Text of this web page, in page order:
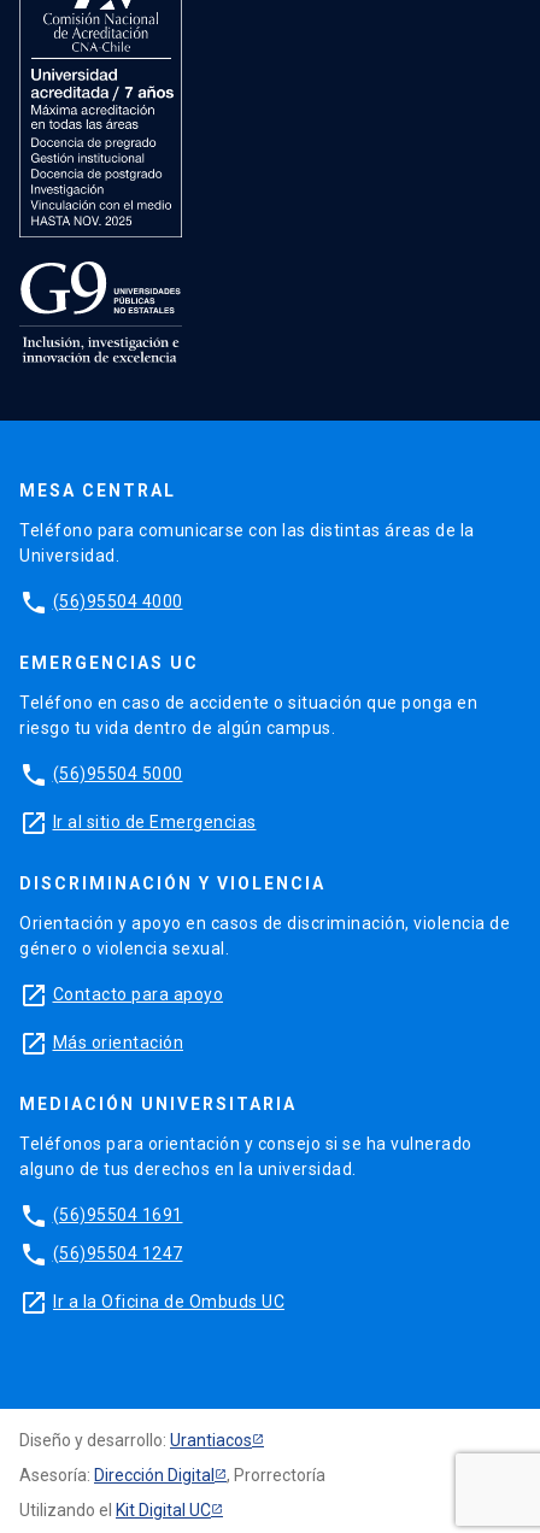
MESA CENTRAL
Teléfono para comunicarse con las distintas áreas de la
Universidad.
phone (56)95504 4000
EMERGENCIAS UC
Teléfono en caso de accidente o situación que ponga en
riesgo tu vida dentro de algún campus.
phone (56)95504 5000
launch Ir al sitio de Emergencias
DISCRIMINACIÓN Y VIOLENCIA
Orientación y apoyo en casos de discriminación, violencia de
género o violencia sexual.
launch Contacto para apoyo
launch Más orientación
MEDIACIÓN UNIVERSITARIA
Teléfonos para orientación y consejo si se ha vulnerado
alguno de tus derechos en la universidad.
phone (56)95504 1691
phone (56)95504 1247
launch Ir a la Oficina de Ombuds UC
Diseño y desarrollo: Urantiacos
Asesoría: Dirección Digital
, Prorrectoría
Utilizando el Kit Digital UC